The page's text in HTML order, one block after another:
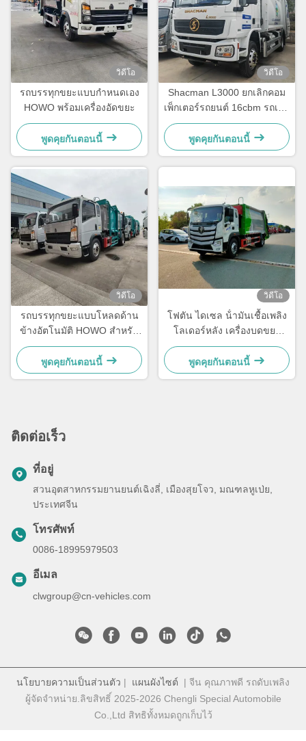
วิดีโอ
รถบรรทุกขยะแบบกำหนดเอง
HOWO พร้อมเครื่องอัดขยะ
พูดคุยกันตอนนี้
วิดีโอ
Shacman L3000 ยกเลิกคอม
เพ็กเตอร์รถยนต์ 16cbm รถเก็บ
ขยะ 260HP
พูดคุยกันตอนนี้
วิดีโอ
รถบรรทุกขยะแบบโหลดด้าน
ข้างอัตโนมัติ HOWO สำหรับ
เก็บขยะติดเชื้อ
พูดคุยกันตอนนี้
วิดีโอ
โฟตัน ไดเซล น้ํามันเชื้อเพลิง
โลเดอร์หลัง เครื่องบดขยะ
เครื่องเก็บขยะ รถบรรทุก
20cbm
พูดคุยกันตอนนี้
ติดต่อเร็ว
ที่อยู่
สวนอุตสาหกรรมยานยนต์เฉิงลี่, เมืองสุยโจว, มณฑลหูเป่ย,
ประเทศจีน
โทรศัพท์
0086-18995979503
อีเมล
clwgroup@cn-vehicles.com
นโยบายความเป็นส่วนตัว | แผนผังไซต์ | จีน คุณภาพดี รถดับเพลิง
ผู้จัดจําหน่าย.ลิขสิทธิ์ 2025-2026 Chengli Special Automobile
Co.,Ltd สิทธิทั้งหมดถูกเก็บไว้